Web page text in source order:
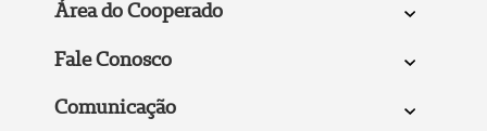
Área do Cooperado
Fale Conosco
Comunicação